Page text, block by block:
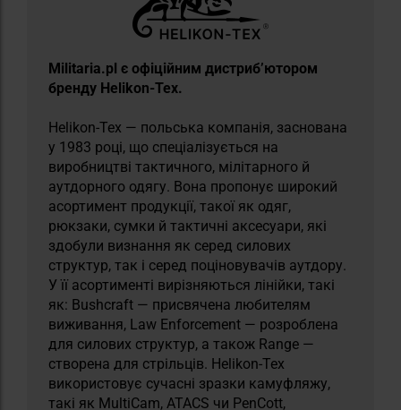
Militaria.pl є офіційним дистриб’ютором
бренду Helikon-Tex.
Helikon-Tex — польська компанія, заснована
у 1983 році, що спеціалізується на
виробництві тактичного, мілітарного й
аутдорного одягу. Вона пропонує широкий
асортимент продукції, такої як одяг,
рюкзаки, сумки й тактичні аксесуари, які
здобули визнання як серед силових
структур, так і серед поціновувачів аутдору.
У її асортименті вирізняються лінійки, такі
як: Bushcraft — присвячена любителям
виживання, Law Enforcement — розроблена
для силових структур, а також Range —
створена для стрільців. Helikon-Tex
використовує сучасні зразки камуфляжу,
такі як MultiCam, ATACS чи PenCott,